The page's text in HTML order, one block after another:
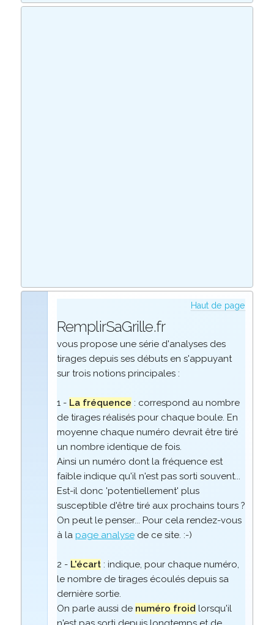
Haut de page
RemplirSaGrille.fr
vous propose une série d'analyses des
tirages depuis ses débuts en s'appuyant
sur trois notions principales :
1 - La fréquence : correspond au nombre
de tirages réalisés pour chaque boule. En
moyenne chaque numéro devrait être tiré
un nombre identique de fois.
Ainsi un numéro dont la fréquence est
faible indique qu'il n'est pas sorti souvent...
Est-il donc 'potentiellement' plus
susceptible d'être tiré aux prochains tours ?
On peut le penser... Pour cela rendez-vous
à la page analysede ce site. :-)
2 - L'écart: indique, pour chaque numéro,
le nombre de tirages écoulés depuis sa
dernière sortie.
On parle aussi de numéro froid lorsqu'il